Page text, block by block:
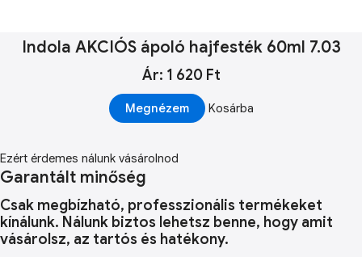
Indola AKCIÓS ápoló hajfesték 60ml 7.03
Ár: 1 620 Ft
Megnézem Kosárba
Ezért érdemes nálunk vásárolnod
Garantált minőség
Csak megbízható, professzionális termékeket
kínálunk. Nálunk biztos lehetsz benne, hogy amit
vásárolsz, az tartós és hatékony.